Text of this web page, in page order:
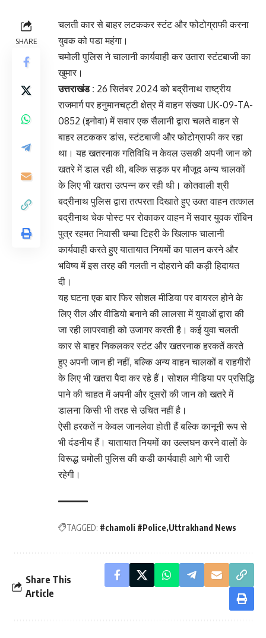
SHARE
चलती कार से बाहर लटककर स्टंट और फोटोग्राफी करना
युवक को पडा महंगा।
चमोली पुलिस ने चालानी कार्यवाही कर उतारा स्टंटबाजी का
खुमार।
उत्तराखंड : 26 सितंबर 2024 को बद्रीनाथ राष्ट्रीय
राजमार्ग पर हनुमानचट्टी क्षेत्र में वाहन संख्या UK-09-TA-
0852 (इनोवा) में सवार एक सैलानी द्वारा चलते वाहन से
बाहर लटककर डांस, स्टंटबाजी और फोटोग्राफी कर रहा
था। यह खतरनाक गतिविधि न केवल उसकी अपनी जान को
खतरे में डाल रही थी, बल्कि सड़क पर मौजूद अन्य चालकों
के लिए भी खतरा उत्पन्न कर रही थी। कोतवाली श्री
बद्रीनाथ पुलिस द्वारा तत्परता दिखाते हुए उक्त वाहन तत्काल
बद्रीनाथ चेक पोस्ट पर रोकाकर वाहन में सवार युवक रॉबिन
पुत्र रहमत निवासी चम्बा टिहरी के खिलाफ चालानी
कार्यवाही करते हुए यातायात नियमों का पालन करने और
भविष्य में इस तरह की गलती न दोहराने की कड़ी हिदायत
दी।
यह घटना एक बार फिर सोशल मीडिया पर वायरल होने के
लिए रील और वीडियो बनाने की लालसा में युवाओं द्वारा की
जा रही लापरवाही को उजागर करती है। कई युवा चलती
कार से बाहर निकलकर स्टंट और खतरनाक हरकतें करते
हुए अपनी जान ही नहीं, बल्कि अन्य वाहन चालकों व राहगीरों
के लिए भी खतरा पैदा कर रहे हैं। सोशल मीडिया पर प्रसिद्धि
पाने की चाहत में अपनी और दूसरों की जान को खतरे में
डालना किसी भी तरह से उचित नहीं है।
ऐसी हरकतें न केवल जानलेवा होती हैं बल्कि कानूनी रूप से
भी दंडनीय हैं। यातायात नियमों का उल्लघन करने वालों के
विरूद्ध चमोली पुलिस की कडी कार्यवाही आगे भी जारी
रहेगी।
TAGGED: #chamoli #Police Uttrakhand News
Share This
Article